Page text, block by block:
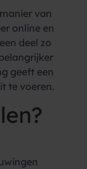
van
online en
deel zo
geeft een
te voeren.